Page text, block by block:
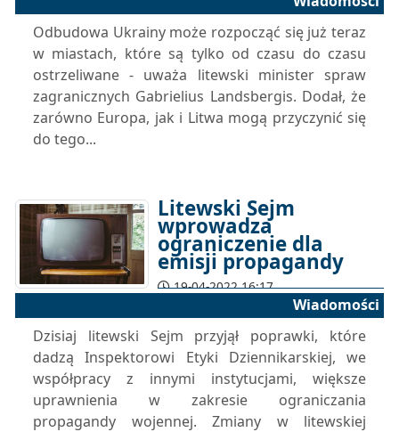
Odbudowa Ukrainy może rozpocząć się już teraz
w miastach, które są tylko od czasu do czasu
ostrzeliwane - uważa litewski minister spraw
zagranicznych Gabrielius Landsbergis. Dodał, że
zarówno Europa, jak i Litwa mogą przyczynić się
do tego...
Litewski Sejm
wprowadza
ograniczenie dla
emisji propagandy
19-04-2022 16:17
Wiadomości
Dzisiaj litewski Sejm przyjął poprawki, które
dadzą Inspektorowi Etyki Dziennikarskiej, we
współpracy z innymi instytucjami, większe
uprawnienia w zakresie ograniczania
propagandy wojennej. Zmiany w litewskiej